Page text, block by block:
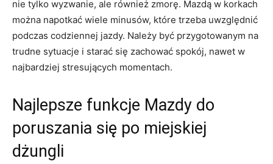
nie⁤ tylko wyzwanie, ale⁣ również⁣ zmorę.​ Mazdą w‍ korkach
⁤można‌ napotkać ⁤wiele minusów, które ⁢trzeba uwzględnić
podczas codziennej jazdy. Należy być⁢ przygotowanym na
trudne sytuacje i starać się zachować spokój, nawet w⁤
najbardziej stresujących momentach.
Najlepsze ⁣funkcje ⁣Mazdy ⁢do
poruszania⁢ się ‌po ⁢miejskiej
dżungli